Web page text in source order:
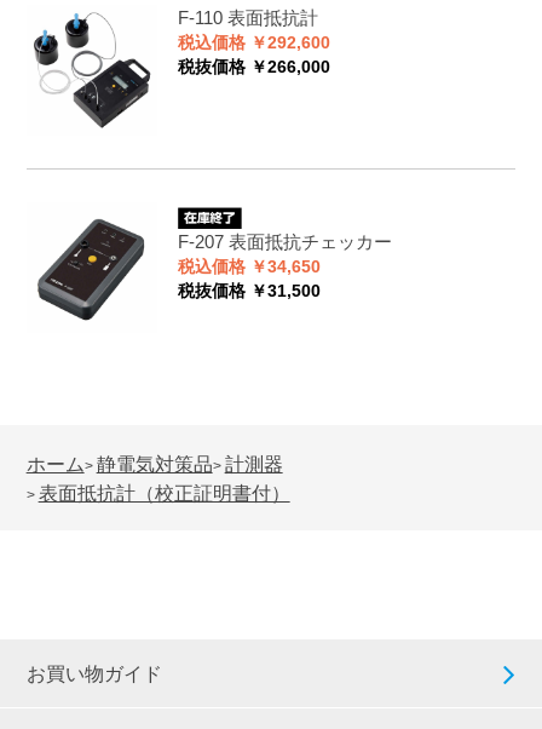
F-110 表面抵抗計
税込価格 ￥292,600
税抜価格 ￥266,000
F-207 表面抵抗チェッカー
税込価格 ￥34,650
税抜価格 ￥31,500
ホーム> 静電気対策品> 計測器
> 表面抵抗計（校正証明書付）
お買い物ガイド